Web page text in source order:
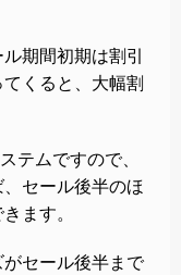
期間初期は割引
くると、大幅割
テムですので、
セール後半のほ
ます。
セール後半まで